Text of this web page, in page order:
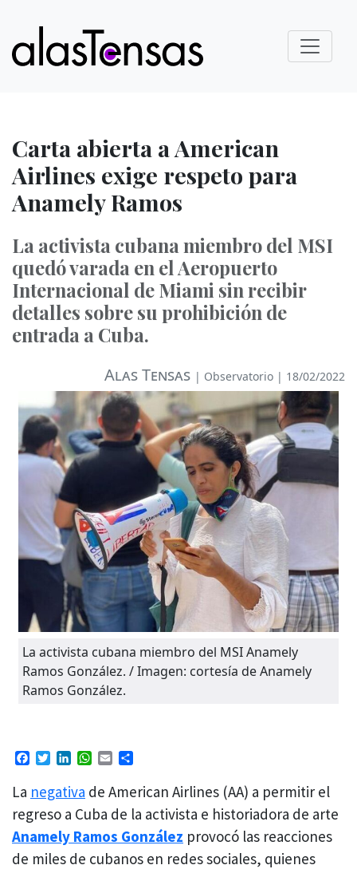
Carta abierta a American
Airlines exige respeto para
Anamely Ramos
La activista cubana miembro del MSI
quedó varada en el Aeropuerto
Internacional de Miami sin recibir
detalles sobre su prohibición de
entrada a Cuba.
Alas Tensas | Observatorio | 18/02/2022
La activista cubana miembro del MSI Anamely
Ramos González. / Imagen: cortesía de Anamely
Ramos González.
Facebook
TwitterLinkedIn
WhatsApp
Email
La negativa de American Airlines (AA) a permitir el
regreso a Cuba de la activista e historiadora de arte
Anamely Ramos González provocó las reacciones
de miles de cubanos en redes sociales, quienes